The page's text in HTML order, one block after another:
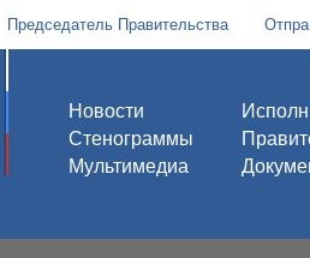
Председатель Правительства
Новости
Стенограммы
Мультимедиа